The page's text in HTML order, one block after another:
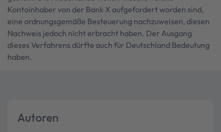
Kontoinhaber von der Bank X aufgefordert worden sind,
eine ordnungsgemäße Besteuerung nachzuweisen, diesen
Nachweis jedoch nicht erbracht haben. Der Ausgang
dieses Verfahrens dürfte auch für Deutschland Bedeutung
haben.
Autoren